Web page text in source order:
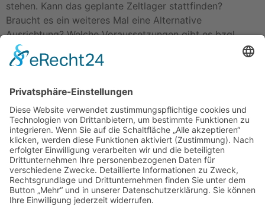
stehen. Kann das geplante Zeltlager stattfinden?
Braucht es ein weiteres Mal eine Alternative
Ausrichtung? Welche Voraussetzungen gibt es bzgl.
eines Hygienekonzeptes? Fragen über Fragen, die bei
Familien, Kinder und Jugendlichen, […]
Impressum Datenschutzerklärung
Startseite Ziele
Im Rat
Im Verein